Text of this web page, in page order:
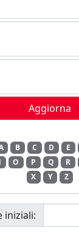
B C D E
O P Q R
X
Y Z
iniziali: